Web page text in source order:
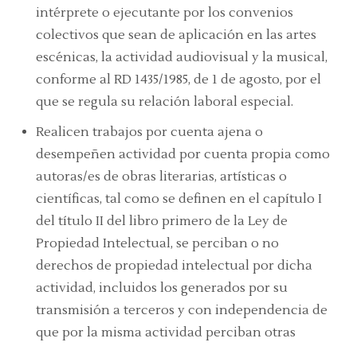
intérprete o ejecutante por los convenios
colectivos que sean de aplicación en las artes
escénicas, la actividad audiovisual y la musical,
conforme al RD 1435/1985, de 1 de agosto, por el
que se regula su relación laboral especial.
Realicen trabajos por cuenta ajena o
desempeñen actividad por cuenta propia como
autoras/es de obras literarias, artísticas o
científicas, tal como se definen en el capítulo I
del título II del libro primero de la Ley de
Propiedad Intelectual, se perciban o no
derechos de propiedad intelectual por dicha
actividad, incluidos los generados por su
transmisión a terceros y con independencia de
que por la misma actividad perciban otras